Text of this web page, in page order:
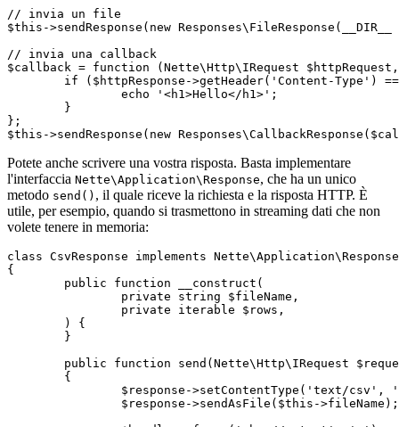
// invia un file
$this->sendResponse(new
// invia una callback
$callback = function (Nette\Http\IRequest
};
Potete anche scrivere una vostra risposta. Basta implementare
l'interfaccia Nette\Application\Response, che ha un unico
metodo send() , il quale riceve la richiesta e la risposta HTTP. È
utile, per esempio, quando si trasmettono in streaming dati che non
volete tenere in memoria:
class CsvResponse implements Nette\Application\Response
{